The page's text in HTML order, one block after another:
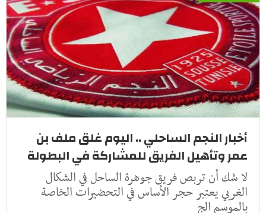
أخبار النجم الساحلي .. اليوم غلق ملف بن
عمر وتأهيل الفريق للمشاركة في البطولة
لا شك أن تربص فريق جوهرة الساحل في الشكال
الغربي يعتبر حجر الأساس في التحضيرات الخاصة
بالموسم الج